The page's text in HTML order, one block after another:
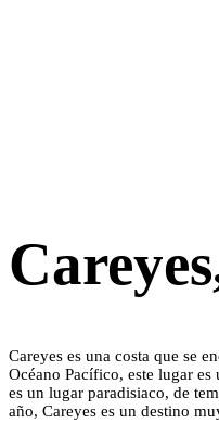
Careyes es una costa que se
Océano Pacífico, este lugar
es un lugar paradisiaco, de
año, Careyes es un destino